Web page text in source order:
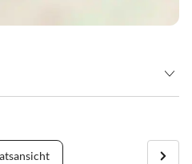
20 Uhr anreisen, bitten wir um